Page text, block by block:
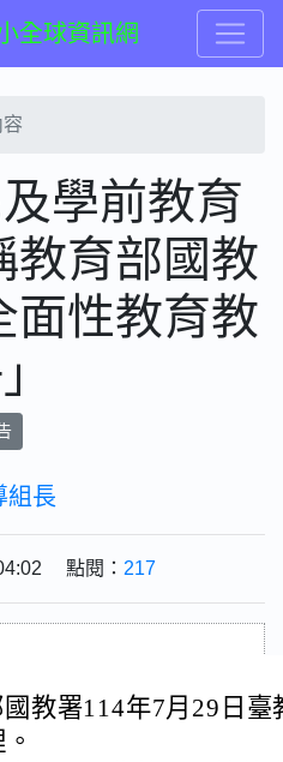
全球資訊網
學前教育
教育部國教
面性教育教
組長
點閱： 217
教署114年7月29日